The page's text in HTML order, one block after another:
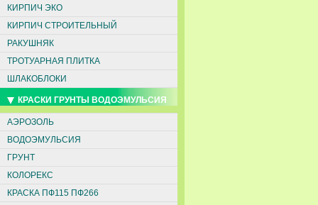
КИРПИЧ ЭКО
КИРПИЧ СТРОИТЕЛЬНЫЙ
РАКУШНЯК
ТРОТУАРНАЯ ПЛИТКА
ШЛАКОБЛОКИ
КРАСКИ ГРУНТЫ ВОДОЭМУЛЬСИЯ
АЭРОЗОЛЬ
ВОДОЭМУЛЬСИЯ
ГРУНТ
КОЛОРЕКС
КРАСКА ПФ115 ПФ266